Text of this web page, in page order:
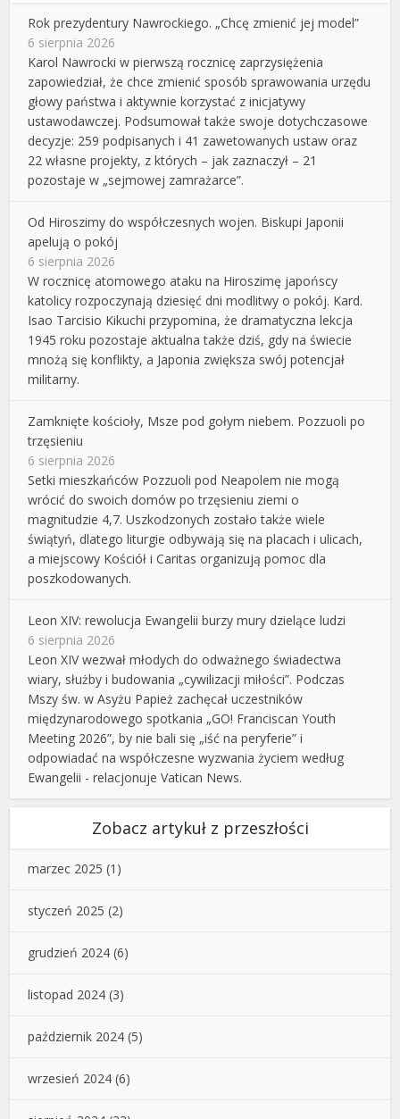
Rok prezydentury Nawrockiego. „Chcę zmienić jej model”
6 sierpnia 2026
Karol Nawrocki w pierwszą rocznicę zaprzysiężenia
zapowiedział, że chce zmienić sposób sprawowania urzędu
głowy państwa i aktywnie korzystać z inicjatywy
ustawodawczej. Podsumował także swoje dotychczasowe
decyzje: 259 podpisanych i 41 zawetowanych ustaw oraz
22 własne projekty, z których – jak zaznaczył – 21
pozostaje w „sejmowej zamrażarce”.
Od Hiroszimy do współczesnych wojen. Biskupi Japonii
apelują o pokój
6 sierpnia 2026
W rocznicę atomowego ataku na Hiroszimę japońscy
katolicy rozpoczynają dziesięć dni modlitwy o pokój. Kard.
Isao Tarcisio Kikuchi przypomina, że dramatyczna lekcja
1945 roku pozostaje aktualna także dziś, gdy na świecie
mnożą się konflikty, a Japonia zwiększa swój potencjał
militarny.
Zamknięte kościoły, Msze pod gołym niebem. Pozzuoli po
trzęsieniu
6 sierpnia 2026
Setki mieszkańców Pozzuoli pod Neapolem nie mogą
wrócić do swoich domów po trzęsieniu ziemi o
magnitudzie 4,7. Uszkodzonych zostało także wiele
świątyń, dlatego liturgie odbywają się na placach i ulicach,
a miejscowy Kościół i Caritas organizują pomoc dla
poszkodowanych.
Leon XIV: rewolucja Ewangelii burzy mury dzielące ludzi
6 sierpnia 2026
Leon XIV wezwał młodych do odważnego świadectwa
wiary, służby i budowania „cywilizacji miłości”. Podczas
Mszy św. w Asyżu Papież zachęcał uczestników
międzynarodowego spotkania „GO! Franciscan Youth
Meeting 2026”, by nie bali się „iść na peryferie” i
odpowiadać na współczesne wyzwania życiem według
Ewangelii - relacjonuje Vatican News.
Zobacz artykuł z przeszłości
marzec 2025 (1)
styczeń 2025 (2)
grudzień 2024 (6)
listopad 2024 (3)
październik 2024 (5)
wrzesień 2024 (6)